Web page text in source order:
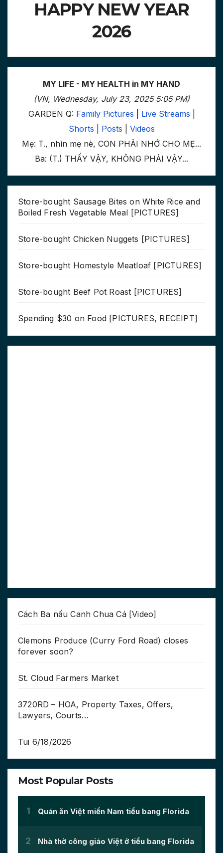
HAPPY NEW YEAR
2026
MY LIFE - MY HEALTH in MY HAND
(VN, Wednesday, July 23, 2025 5:05 PM)
GARDEN Q: Family Pictures Live Streams
Shorts
Posts
Videos
Mẹ: T., nhìn mẹ nè, CON PHẢI NHỚ CHO MẸ...
Ba: (T.) THẤY VẬY, KHÔNG PHẢI VẬY...
Store-bought Sausage Bites on White Rice and
Boiled Fresh Vegetable Meal [PICTURES]
Store-bought Chicken Nuggets [PICTURES]
Store-bought Homestyle Meatloaf [PICTURES]
Store-bought Beef Pot Roast [PICTURES]
Spending $30 on Food [PICTURES, RECEIPT]
Cách Ba nấu Canh Chua Cá [Video]
Clemons Produce (Curry Ford Road) closes
forever soon?
St. Cloud Farmers Market
3720RD – HOA, Property Taxes, Offers,
Lawyers, Courts…
Tui 6/18/2026
Most Popular Posts